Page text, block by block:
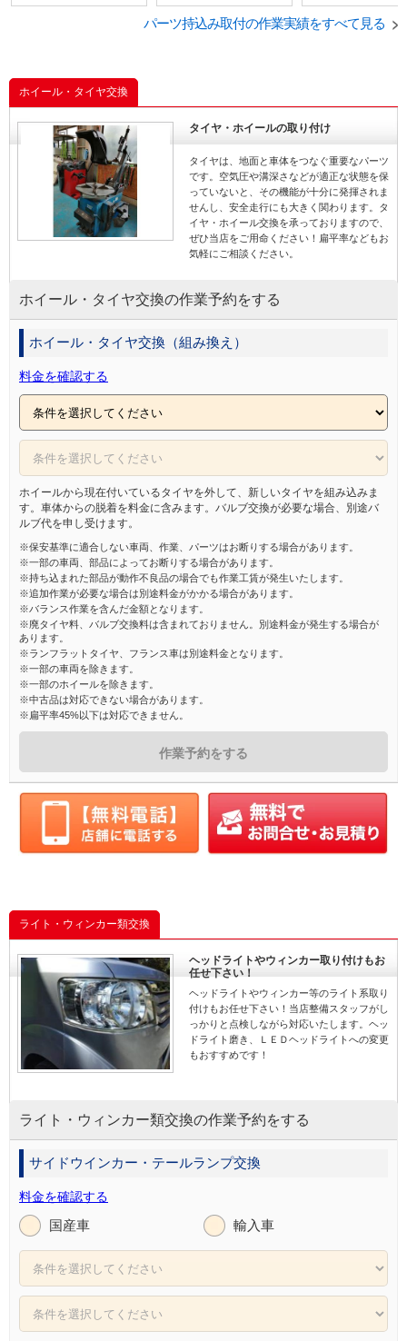
ンコントロールビーム(M
できる”機能部品！ ボデ
ーに装着することで、走
行時に起こるボデーの変
形や振動を抑制し 車両挙
動の安定性が向上しま
す！ お客様のご要望にし
っかりとお応えできるよ
うに、日々精進してまい
ります。 シンゴウカーケ
アセンターをどうぞよろ
しくお願いいたしま
す！！ 090-8777‐0822 代
土曜営業
羽生市
人気店
持込
エブリイワゴン
スズキ
にて、ドライブレコーダ
ーとディスプレイオーデ
装着できるかが不安です
から、プロにお任せくだ
さい！！ 地域の皆様にお
精進してまいります。 シ
ンゴウカーケアセンター
をどうぞよろしくお願い
いたします！！ 090-8777
‐0822 代表 安羅岡
取付
土曜営業
NBOX
ホンダ
ディスプレイオー
ディオ取付
ドライブレコーダ
ー取付
ので交換いたしまし
タイヤ溝がないと、
日々精進してまいり
す。 シンゴウカーケ
ンターをどうぞよろ
0-8777‐0822 代表 安
フォード
羽生市
点検
取付
土曜営業
バースト
パーツ持込み取付の作業実績をすべて見る
ホイール・タイヤ交換
タイヤ・ホイールの取り付け
タイヤは、地面と車体をつなぐ重要なパーツ
です。空気圧や溝深さなどが適正な状態を保
っていないと、その機能が十分に発揮されま
せんし、安全走行にも大きく関わります。タ
イヤ・ホイール交換を承っておりますので、
ぜひ当店をご用命ください！扁平率などもお
気軽にご相談ください。
ホイール・タイヤ交換の作業予約をする
ホイール・タイヤ交換（組み換え）
料金を確認する
ホイールから現在付いているタイヤを外して、新しいタイヤを組み込みま
す。車体からの脱着を料金に含みます。バルブ交換が必要な場合、別途バ
ルブ代を申し受けます。
※保安基準に適合しない車両、作業、パーツはお断りする場合があります。
※一部の車両、部品によってお断りする場合があります。
※持ち込まれた部品が動作不良品の場合でも作業工賃が発生いたします。
※追加作業が必要な場合は別途料金がかかる場合があります。
※バランス作業を含んだ金額となります。
※廃タイヤ料、バルブ交換料は含まれておりません。別途料金が発生する場合が
あります。
※ランフラットタイヤ、フランス車は別途料金となります。
※一部の車両を除きます。
※一部のホイールを除きます。
※中古品は対応できない場合があります。
※扁平率45%以下は対応できません。
作業予約をする
ライト・ウィンカー類交換
ヘッドライトやウィンカー取り付けもお
任せ下さい！
ヘッドライトやウィンカー等のライト系取り
付けもお任せ下さい！当店整備スタッフがし
っかりと点検しながら対応いたします。ヘッ
ドライト磨き、ＬＥＤヘッドライトへの変更
もおすすめです！
ライト・ウィンカー類交換の作業予約をする
サイドウインカー・テールランプ交換
料金を確認する
国産車 輸入車